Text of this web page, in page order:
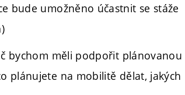
bude umožněno účastnit se stáže
bychom měli podpořit plánovanou
plánujete na mobilitě dělat, jakých